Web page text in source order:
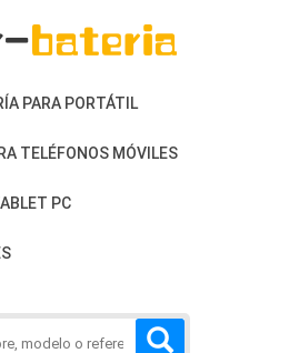
PARA PORTÁTIL
TELÉFONOS MÓVILES
PC